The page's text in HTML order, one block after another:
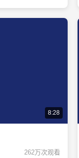
8:28
262万次观看